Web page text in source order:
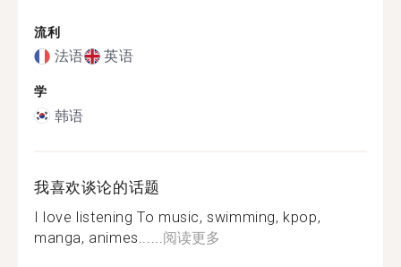
流利
法语 英语
学
韩语
我喜欢谈论的话题
I love listening To music, swimming, kpop,
manga, animes...... 阅读更多